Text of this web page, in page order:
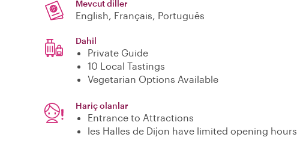
Mevcut diller
English, Français, Português
Dahil
Private Guide
10 Local Tastings
Vegetarian Options Available
Hariç olanlar
Entrance to Attractions
les Halles de Dijon have limited opening hours